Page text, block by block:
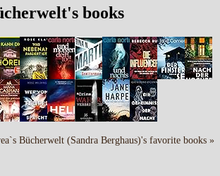
books
Bücherwelt (Sandra Berghaus)'s favorite books »